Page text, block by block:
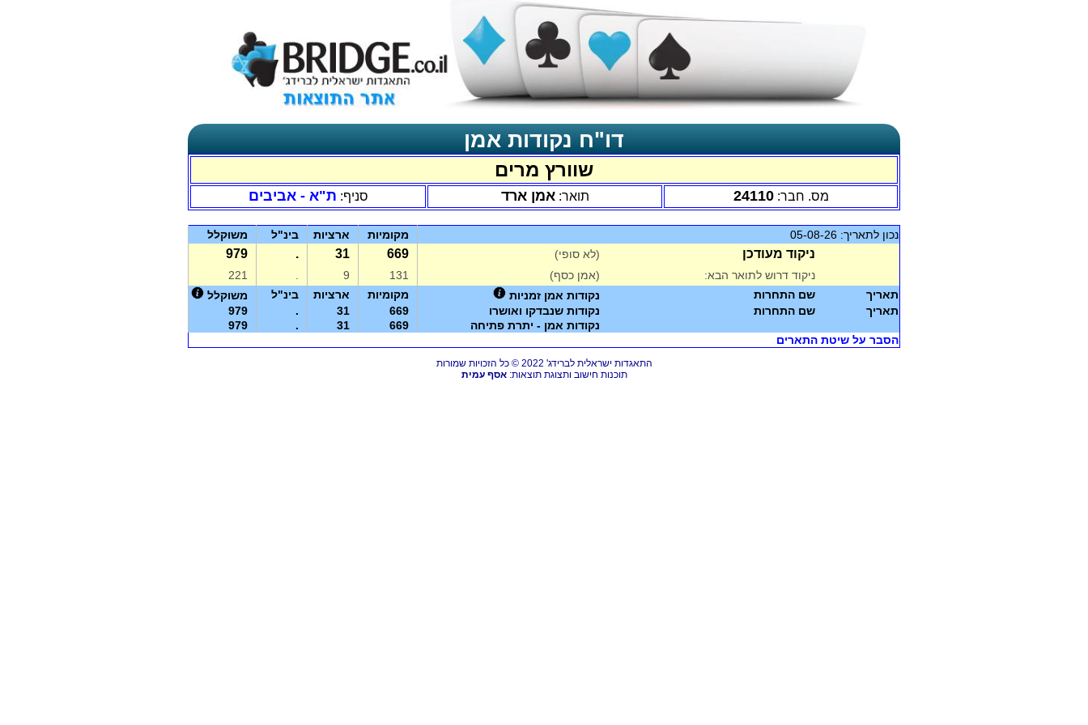
דו"ח נקודות אמן
שוורץ מרים
מס. חבר:24110 תואר:אמן ארד סניף: ת"א - אביבים
נכון לתאריך: 05-08-26 מקומיות ארציות בינ"ל משוקלל
ניקוד מעודכן (לא סופי) 669
31
.
979
ניקוד דרוש לתואר הבא: (אמן כסף) 131
9
221
תאריך
שם התחרות נקודות אמן זמניות מקומיות ארציות בינ"ל
משוקלל
תאריך
שם התחרות נקודות שנבדקו ואושרו 669
31
.
979
נקודות אמן - יתרת פתיחה
669
31
.
979
הסבר על שיטת התארים
התאגדות ישראלית לברידג' 2022 © כל הזכויות שמורות
תוכנות חישוב ותצוגת תוצאות:אסף עמית